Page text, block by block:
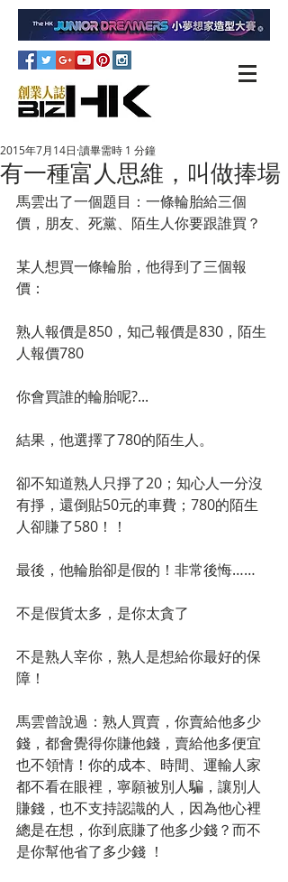
有一種富人思維，叫做捧場
2015年7月14日 讀畢需時 1 分鐘
馬雲出了一個題目：一條輪胎給三個
價，朋友、死黨、陌生人你要跟誰買？
某人想買一條輪胎，他得到了三個報
價：
熟人報價是850，知己報價是830，陌生
人報價780
你會買誰的輪胎呢?...
結果，他選擇了780的陌生人。
卻不知道熟人只掙了20；知心人一分沒
有掙，還倒貼50元的車費；780的陌生
人卻賺了580！！
最後，他輪胎卻是假的！非常後悔……
不是假貨太多，是你太貪了
不是熟人宰你，熟人是想給你最好的保
障！
馬雲曾說過：熟人買賣，你賣給他多少
錢，都會覺得你賺他錢，賣給他多便宜
也不領情！你的成本、時間、運輸人家
都不看在眼裡，寧願被別人騙，讓別人
賺錢，也不支持認識的人，因為他心裡
總是在想，你到底賺了他多少錢？而不
是你幫他省了多少錢 ！